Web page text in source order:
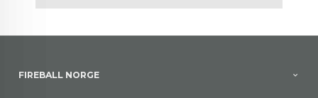
FIREBALL NORGE